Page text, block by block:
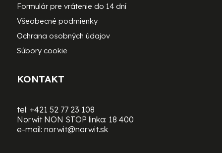
Formulár pre vrátenie do 14 dní
Všeobecné podmienky
Ochrana osobných údajov
Súbory cookie
KONTAKT
tel: +421 52 77 23 108
Norwit NON STOP linka: 18 400
e-mail: norwit@norwit.sk